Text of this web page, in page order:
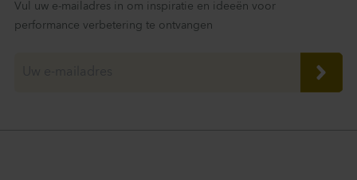
Vul uw e-mailadres in om inspiratie en ideeën voor
performance verbetering te ontvangen